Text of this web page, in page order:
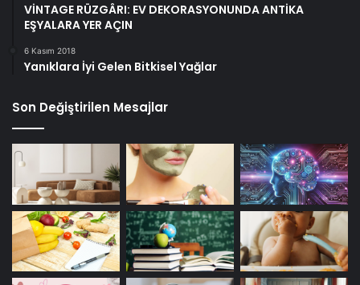
VİNTAGE RÜZGÂRI: EV DEKORASYONUNDA ANTİKA
EŞYALARA YER AÇIN
6 Kasım 2018
Yanıklara İyi Gelen Bitkisel Yağlar
Son Değiştirilen Mesajlar